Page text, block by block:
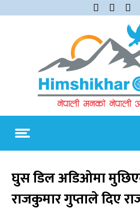
to
Himshikhar Online
जुम्लाबाट सुर्खेत र
घुस डिल अडिओमा
राजकुमार गुप्ताले दिए